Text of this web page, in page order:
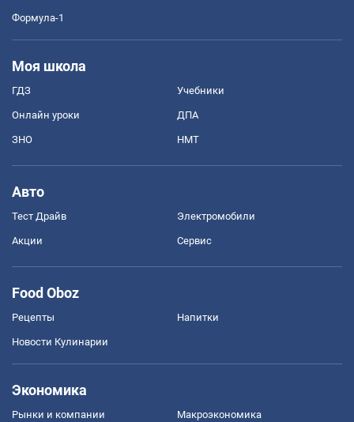
Формула-1
Моя школа
ГДЗ Учебники
Онлайн уроки ДПА
ЗНО НМТ
Авто
Тест Драйв Электромобили
Акции Сервис
Food Oboz
Рецепты Напитки
Новости Кулинарии
Экономика
Рынки и компании Mакроэкономика